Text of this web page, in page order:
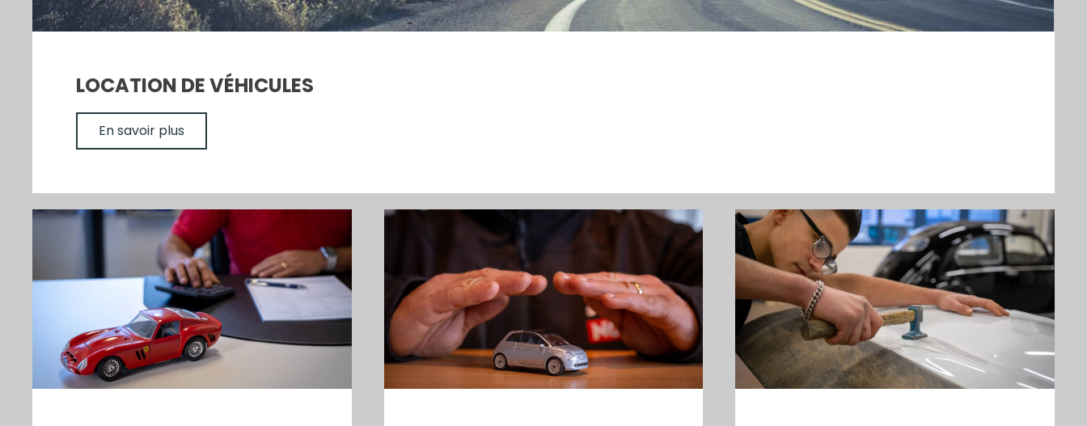
LOCATION DE VÉHICULES
En savoir plus